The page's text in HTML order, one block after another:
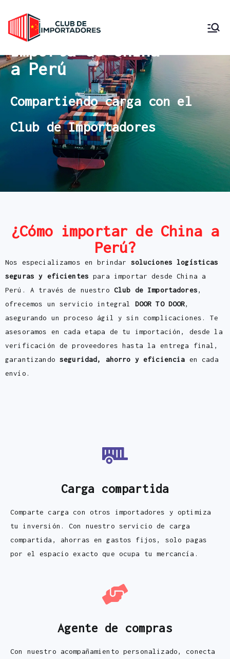
Importadore
s Perú
Importa de China
a Perú
Compartiendo carga con el
Club de Importadores
¿Cómo importar de China a
Perú?
Nos especializamos en brindar soluciones logísticas
seguras y eficientes para importar desde China a
Perú. A través de nuestro Club de Importadores,
ofrecemos un servicio integral DOOR TO DOOR,
asegurando un proceso ágil y sin complicaciones. Te
asesoramos en cada etapa de tu importación, desde la
verificación de proveedores hasta la entrega final,
garantizando seguridad, ahorro y eficiencia en cada
envío.
Carga compartida
Comparte carga con otros importadores y optimiza
tu inversión. Con nuestro servicio de carga
compartida, ahorras en gastos fijos, solo pagas
por el espacio exacto que ocupa tu mercancía.
Agente de compras
Con nuestro acompañamiento personalizado, conecta